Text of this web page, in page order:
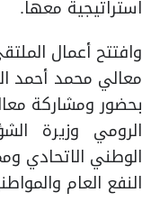
استراتيجية معها.
وافتتح أعمال
معالي محمد أحمد
بحضور ومشاركة
الرومي وزيرة
الوطني الاتحادي
النفع العام